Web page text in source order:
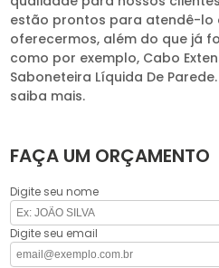
estão prontos para atendê-lo
oferecermos, além do que já
como por exemplo, Cabo
Saboneteira Líquida De
saiba mais.
FAÇA UM ORÇAMENTO
Digite seu nome
Digite seu email